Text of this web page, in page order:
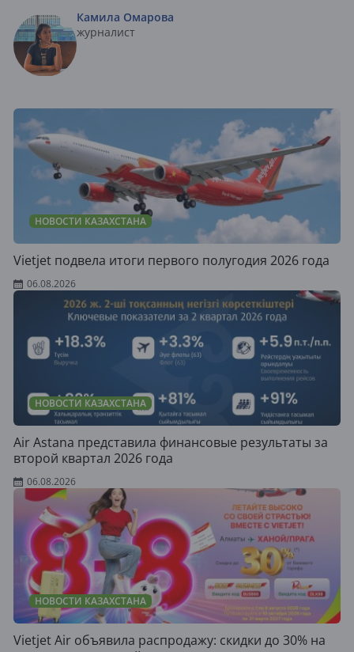
Камила Омарова
журналист
НОВОСТИ КАЗАХСТАНА
Vietjet подвела итоги первого полугодия 2026 года
06.08.2026
НОВОСТИ КАЗАХСТАНА
Air Astana представила финансовые результаты за
второй квартал 2026 года
06.08.2026
НОВОСТИ КАЗАХСТАНА
Vietjet Air объявила распродажу: скидки до 30% на